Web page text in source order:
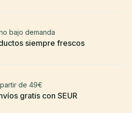
siempre frescos
bajo demanda
gratis con SEUR
de 49€